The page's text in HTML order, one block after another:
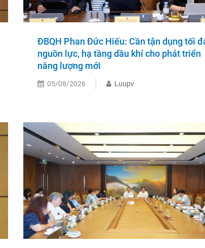
ĐBQH Phan Đức Hiếu: Cần tận dụng tối
nguồn lực, hạ tầng dầu khí cho phát triển
năng lượng mới
05/08/2026 Luupv